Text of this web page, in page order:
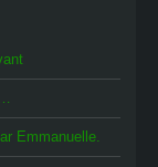
Emmanuelle.